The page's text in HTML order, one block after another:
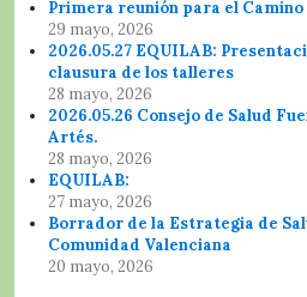
Primera reunión para el Camino
29 mayo, 2026
2026.05.27 EQUILAB:
clausura de los talleres
28 mayo, 2026
2026.05.26 Consejo de Salud
Artés.
28 mayo, 2026
EQUILAB:
27 mayo, 2026
Borrador de la Estrategia de
Comunidad Valenciana
20 mayo, 2026